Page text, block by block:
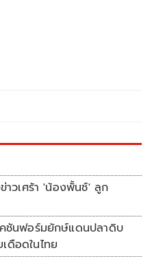
าวเศร้า 'น้องพั้นช์' ลูก
ชันฟอร์มยักษ์แดนปลาดิบ
ดือดในไทย